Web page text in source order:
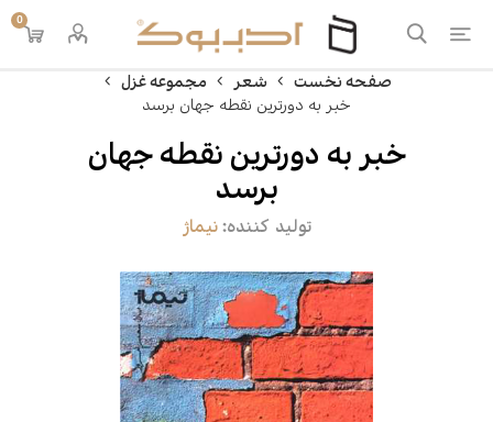
0
صفحه نخست شعر
مجموعه غزل
خبر به دورترین نقطه جهان برسد
خبر به دورترین نقطه جهان
برسد
تولید کننده: نیماژ